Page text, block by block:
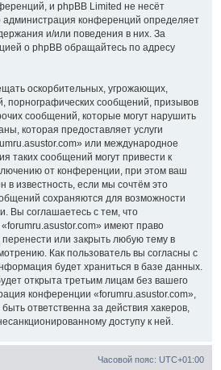
и phpBB Limited не несёт
администрация конференций определяет
и/или поведения в них. За
о phpBB обращайтесь по адресу
оскорбительных, угрожающих,
порнографических сообщений, призывов
сообщений, которые могут нарушить
которая предоставляет услуги
или международное
таких сообщений могут привести к
от конференции, при этом ваш
в известность, если мы сочтём это
сохраняются для возможности
Вы соглашаетесь с тем, что
имеют право
перенести или закрыть любую тему в
Как пользователь вы согласны с
будет храниться в базе данных.
открыта третьим лицам без вашего
конференции «forumru.asustor.com»,
ответственна за действия хакеров,
доступу к ней.
Часовой пояс: UTC+01:00